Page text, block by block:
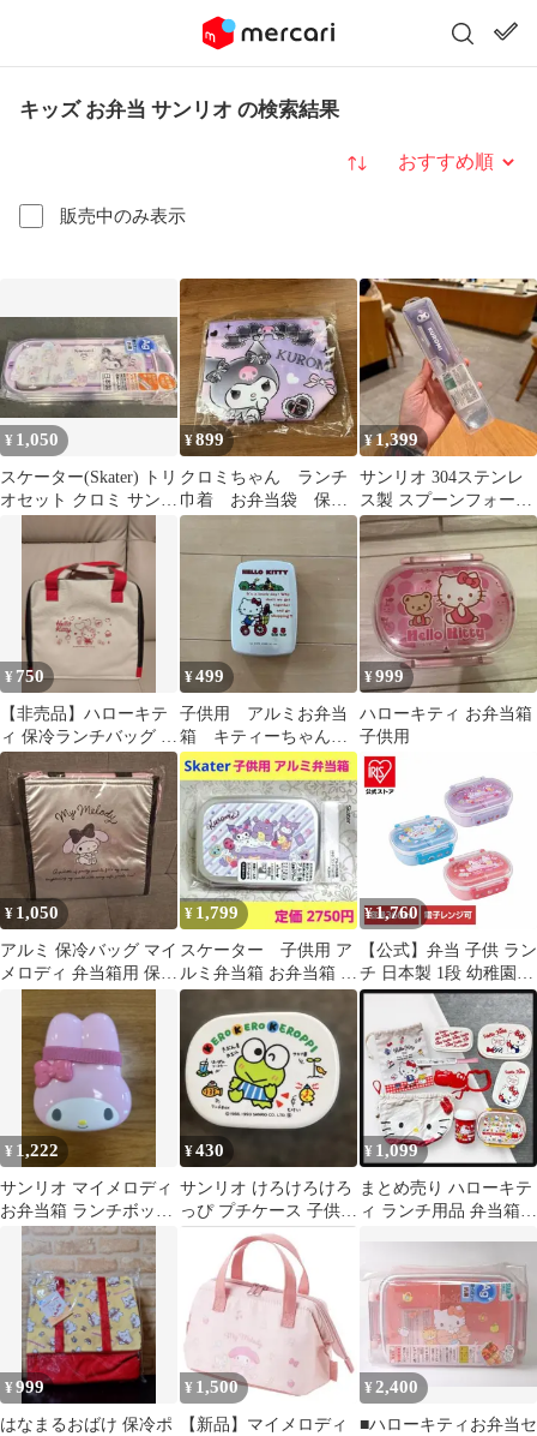
キッズ お弁当 サンリオ の検索結果
販売中のみ表示
並び替え
¥ 1,050
スケーター(Skater) トリ
オセット クロミ サンリ
オ 子供用 スライド式
¥899
クロミちゃん ランチ
巾着 お弁当袋 保冷
機能付き サンリオ
¥1,399
サンリオ 304ステンレ
ス製 スプーンフォーク
箸セット 子供小学生お
弁当用（紫）
¥ 750
【非売品】ハローキテ
ィ 保冷ランチバッグ お
弁当袋 サンリオ★新品
未使用
¥499
子供用 アルミお弁当
箱 キティーちゃん
昭和レトロ
¥999
ハローキティ お弁当箱
子供用
¥ 1,050
アルミ 保冷バッグ マイ
メロディ 弁当箱用 保冷
スクエア
¥ 1,799
スケーター 子供用 ア
ルミ弁当箱 お弁当箱 ラ
ンチボックス サンリ
オ クロミ ⑬
¥1,760
【公式】弁当 子供 ラン
チ 日本製 1段 幼稚園
キャラ こども 男の子
女の子 お弁当箱 360ml
サンリオ
FancySnacksSweets
QAF2BA
¥ 1,222
サンリオ マイメロディ
お弁当箱 ランチボック
ス ピューロランド
¥430
サンリオ けろけろけろ
っぴ プチケース 子供用
お弁当箱 当時物 最終
値下げ
¥ 1,099
まとめ売り ハローキテ
ィ ランチ用品 弁当箱
¥999
はなまるおばけ 保冷ポ
¥ 1,500
【新品】マイメロディ
¥2,400
■ハローキティお弁当セ